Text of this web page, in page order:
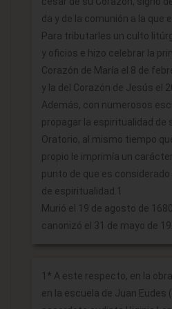
da y de la comunión a la que
Para tributarles un culto
y oficios e hizo celebrar la
Corazón de María el 8 de
y la del Corazón de Jesús el
Además, con numerosos
propagar la espiritualidad de
Oratorio, al mismo tiempo
propio le imprimía un
punto de que es
de espiritualidad.1
Murió el 19 de agosto de
canonizó el 31 de mayo de
1* A este respecto, en la
en la escuela de Juan Eudes